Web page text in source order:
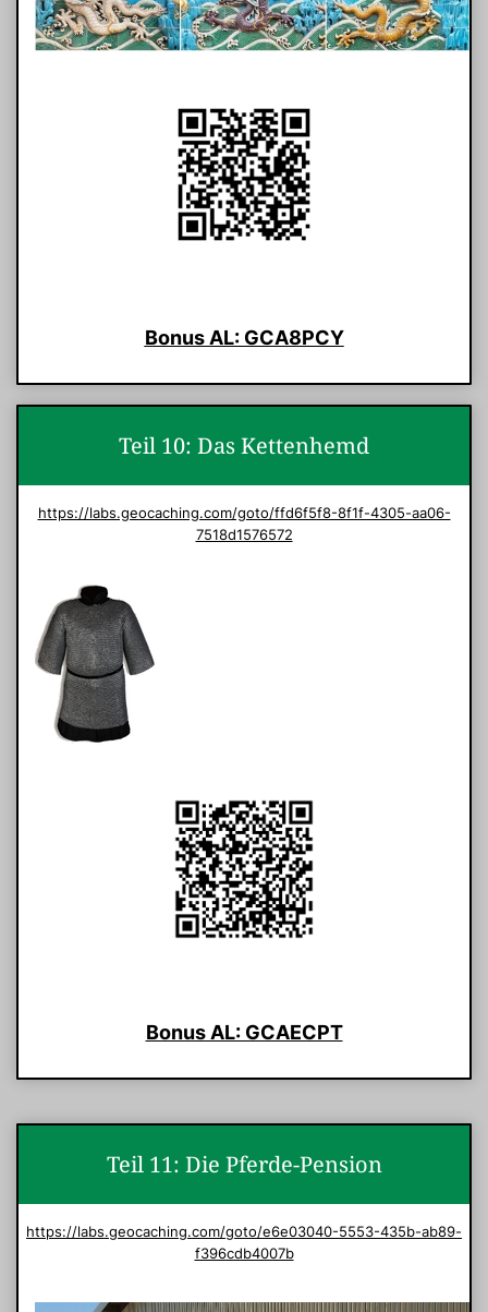
Bonus AL: GCA8PCY
Teil 10: Das Kettenhemd
https://labs.geocaching.com/goto/ffd6f5f8-8f1f-4305-aa06-
7518d1576572
Bonus AL: GCAECPT
Teil 11: Die Pferde-Pension
https://labs.geocaching.com/goto/e6e03040-5553-435b-ab89-
f396cdb4007b